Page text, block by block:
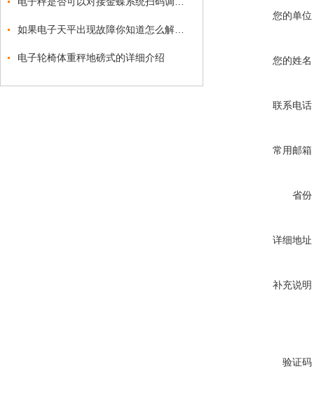
电子轮椅体重秤地磅式的详细介绍
您的单位
您的姓名
联系电话
常用邮箱
省份
详细地址
补充说明
验证码